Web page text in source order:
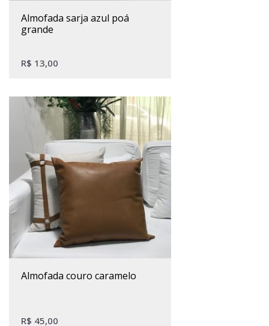
almofada sarja azul poá
grande
R$ 13,00
almofada couro caramelo
R$ 45,00